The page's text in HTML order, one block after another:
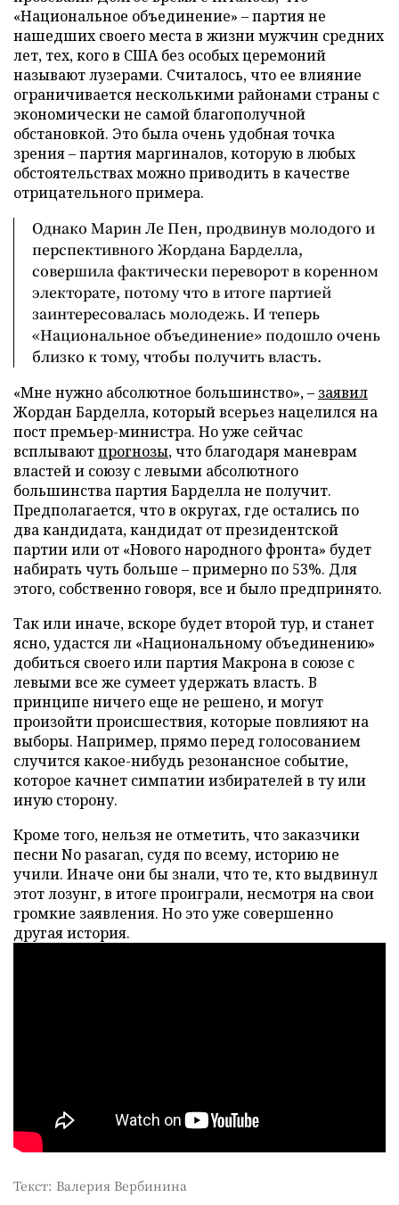
«Национальное объединение» – партия не
нашедших своего места в жизни мужчин средних
лет, тех, кого в США без особых церемоний
называют лузерами. Считалось, что ее влияние
ограничивается несколькими районами страны с
экономически не самой благополучной
обстановкой. Это была очень удобная точка
зрения – партия маргиналов, которую в любых
обстоятельствах можно приводить в качестве
отрицательного примера.
Однако Марин Ле Пен, продвинув молодого и
перспективного Жордана Барделла,
совершила фактически переворот в коренном
электорате, потому что в итоге партией
заинтересовалась молодежь. И теперь
«Национальное объединение» подошло очень
близко к тому, чтобы получить власть.
«Мне нужно абсолютное большинство», – заявил
Жордан Барделла, который всерьез нацелился на
пост премьер-министра. Но уже сейчас
всплываютпрогнозы, что благодаря маневрам
властей и союзу с левыми абсолютного
большинства партия Барделла не получит.
Предполагается, что в округах, где остались по
два кандидата, кандидат от президентской
партии или от «Нового народного фронта» будет
набирать чуть больше – примерно по 53%. Для
этого, собственно говоря, все и было предпринято.
Так или иначе, вскоре будет второй тур, и станет
ясно, удастся ли «Национальному объединению»
добиться своего или партия Макрона в союзе с
левыми все же сумеет удержать власть. В
принципе ничего еще не решено, и могут
произойти происшествия, которые повлияют на
выборы. Например, прямо перед голосованием
случится какое-нибудь резонансное событие,
которое качнет симпатии избирателей в ту или
иную сторону.
Кроме того, нельзя не отметить, что заказчики
песни No pasaran, судя по всему, историю не
учили. Иначе они бы знали, что те, кто выдвинул
этот лозунг, в итоге проиграли, несмотря на свои
громкие заявления. Но это уже совершенно
другая история.
Текст: Валерия Вербинина